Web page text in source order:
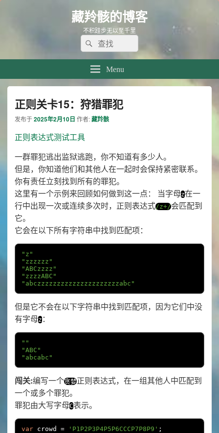
藏羚骸的博客
不积跬步无以至千里
Search
for:
Search
Menu
正则关卡15：狩猎罪犯
发布于2025年2月10日 作者:藏羚骸
正则表达式测试工具
一群罪犯逃出监狱逃跑，你不知道有多少人。
但是，你知道他们和其他人在一起时会保持紧密联系。
你有责任立刻找到所有的罪犯。
这里有一个示例来回顾如何做到这一点： 当字母z在一
行中出现一次或连续多次时，正则表达式/z+/会匹配到
它。
它会在以下所有字符串中找到匹配项：
"z"
"zzzzzz"
"ABCzzzz"
"zzzzABC"
"abczzzzzzzzzzzzzzzzzzzzzabc"
但是它不会在以下字符串中找到匹配项，因为它们中没
有字母z ：
""
"ABC"
"abcabc"
闯关:编写一个贪婪正则表达式，在一组其他人中匹配到
一个或多个罪犯。
罪犯由大写字母C表示。
var crowd = 'P1P2P3P4P5P6CCCP7P8P9' ;